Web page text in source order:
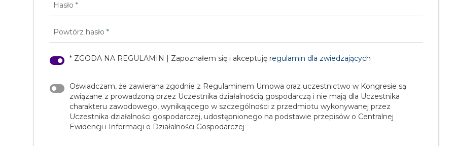
Hasło *
Powtórz hasło *
* ZGODA NA REGULAMIN | Zapoznałem się i akceptuję regulamin dla zwiedzających
Oświadczam, że zawierana zgodnie z Regulaminem Umowa oraz uczestnictwo w Kongresie są
związane z prowadzoną przez Uczestnika działalnością gospodarczą i nie mają dla Uczestnika
charakteru zawodowego, wynikającego w szczególności z przedmiotu wykonywanej przez
Uczestnika działalności gospodarczej, udostępnionego na podstawie przepisów o Centralnej
Ewidencji i Informacji o Działalności Gospodarczej